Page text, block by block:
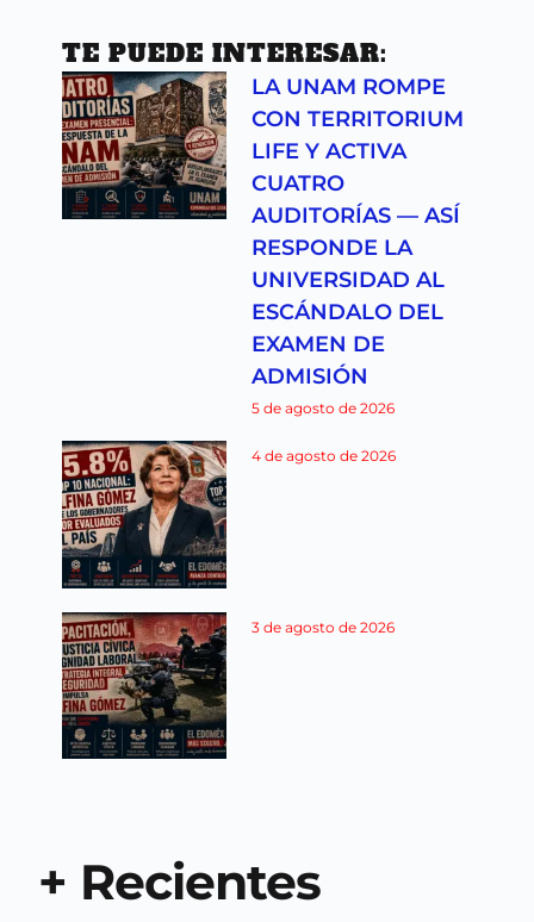
TE PUEDE INTERESAR:
LA UNAM ROMPE
CON TERRITORIUM
LIFE Y ACTIVA
CUATRO
AUDITORÍAS — ASÍ
RESPONDE LA
UNIVERSIDAD AL
ESCÁNDALO DEL
EXAMEN DE
ADMISIÓN
5 de agosto de 2026
4 de agosto de 2026
3 de agosto de 2026
+ Recientes